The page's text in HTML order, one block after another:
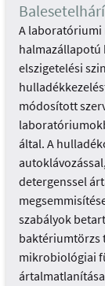
A laboratóriumi
halmazállapotú
elszigetelési
módosított
által. A
detergenssel
szabályok
baktériumtörzs
mikrobiológiai